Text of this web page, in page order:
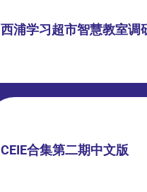
西浦学习超市智慧教室调
CEIE合集第二期中文版